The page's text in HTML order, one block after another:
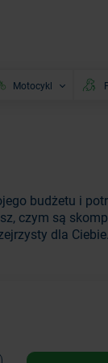
Motocykl
budżetu i
czym są
dla